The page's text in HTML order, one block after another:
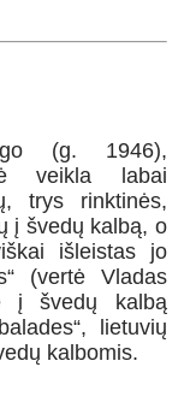
(g. 1946),
veikla labai
trys rinktinės,
į švedų kalbą, o
išleistas jo
(vertė Vladas
į švedų kalbą
lietuvių
kalbomis.